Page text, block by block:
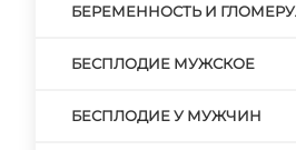
БЕРЕМЕННОСТЬ И
БЕСПЛОДИЕ МУЖСКОЕ
БЕСПЛОДИЕ У МУЖЧИН